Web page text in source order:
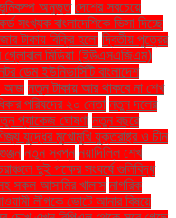
ভূমিকম্প অনুভূত দেশের সবচেয়ে
সংখ্যক বাংলাদেশিকে ভিসা দিচ্ছে
টাকায় বিক্রি হলো দ্বিতীয় পুত্রের
মিডিয়া (ইউএসএজিএম)
ডেম ইউনিভার্সিটি বাংলাদেশ
আজ নতুন টাকায় আর থাকবে না শেখ
পরিষদের ২০ নেতা নতুন দলের
প্যাকেজ ঘোষণা নতুন বছরে
যুদ্ধের মুখোমুখি যুক্তরাষ্ট্র ও চীন
নতুন স্বপ্ন নয়াদিল্লি শেখ
দুই পক্ষের সংঘর্ষে গুলিবিদ্ধ
সহ সকল আসামির খালাস নাগরিক
লীগকে ভোটে আনার বিষয়ে